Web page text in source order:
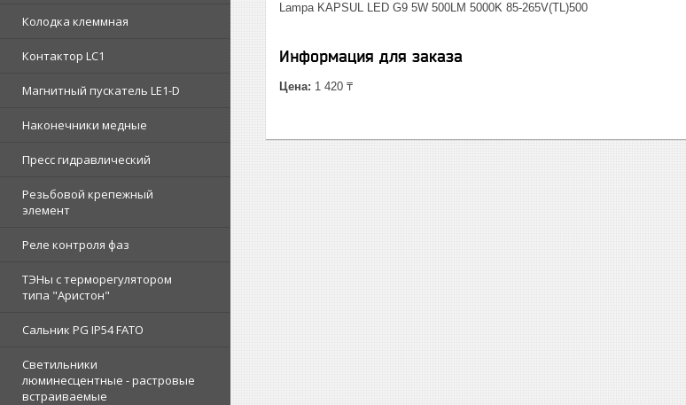
Колодка клеммная
Контактор LC1
Магнитный пускатель LE1-D
Наконечники медные
Пресс гидравлический
Резьбовой крепежный
элемент
Реле контроля фаз
ТЭНы с терморегулятором
типа "Аристон"
Сальник PG IP54 FATO
Светильники
люминесцентные - растровые
встраиваемые
Lampa KAPSUL LED G9 5W 500LM 5000K 85-265V(TL)500
Информация для заказа
Цена: 1 420 ₸